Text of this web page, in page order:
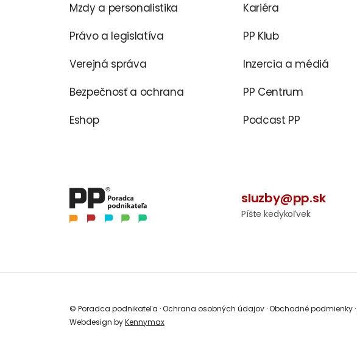
Mzdy a personalistika
Právo a legislatíva
Verejná správa
Bezpečnosť a ochrana
Eshop
Kariéra
PP Klub
Inzercia a médiá
PP Centrum
Podcast PP
sluzby@pp.sk
Píšte kedykoľvek
© Poradca podnikateľa ·Ochrana osobných údajov ·Obchodné podmienky ·
Webdesign byKennymax